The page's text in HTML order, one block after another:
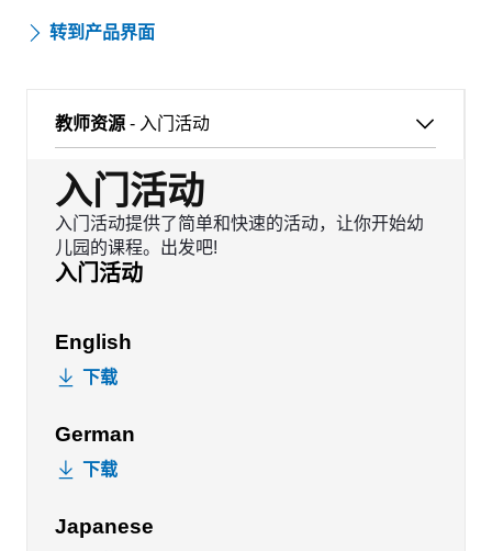
转到产品界面
教师资源 - 入门活动
入门活动
入门活动提供了简单和快速的活动，让你开始幼
儿园的课程。出发吧!
入门活动
English
下载
German
下载
Japanese